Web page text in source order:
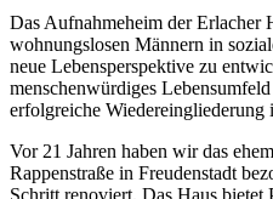
Das Aufnahmeheim der Erlacher
wohnungslosen Männern in
neue Lebensperspektive zu
menschenwürdiges
erfolgreiche Wiedereingliederung
Vor 21 Jahren haben wir das
Rappenstraße in Freudenstadt
Schritt renoviert. Das Haus